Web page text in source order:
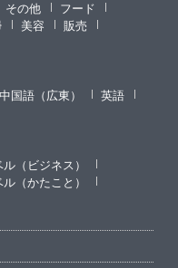
その他
フード
美容
販売
中国語（広東）
英語
ル（ビジネス）
（かたこと）